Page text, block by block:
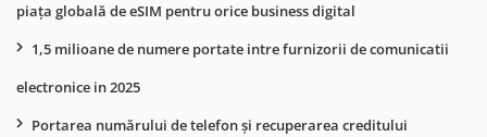
piața globală de eSIM pentru orice business digital
1,5 milioane de numere portate intre furnizorii de comunicatii
electronice in 2025
Portarea numărului de telefon și recuperarea creditului